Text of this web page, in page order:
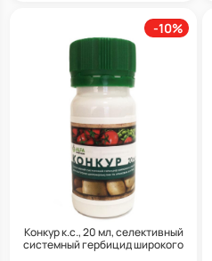
-10%
Конкур к.с., 20 мл, селективный
системный гербицид широкого